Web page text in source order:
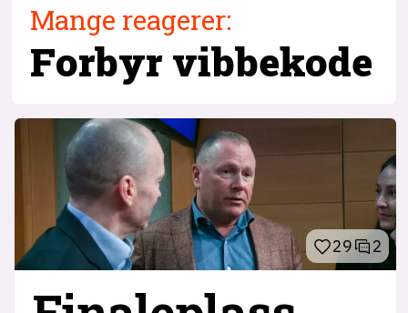
Mange reagerer:
Forbyr vibbekode
29 2